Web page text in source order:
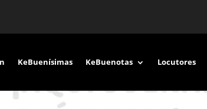
KeBuenísimas KeBuenotas Locutores